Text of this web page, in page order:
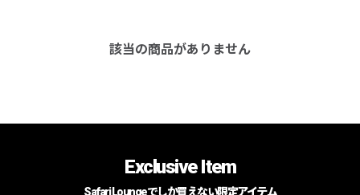
該当の商品がありません
Exclusive Item
Safari Loungeでしか買えない限定アイテム